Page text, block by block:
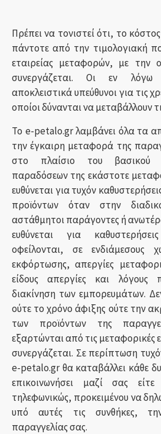
Πρέπει να τονιστεί ότι, το
πάντοτε από την τιμολογιακή
εταιρείας μεταφορών, με την
συνεργάζεται. Οι εν λόγω
αποκλειστικά υπεύθυνοι για τις
οποίοι δύνανται να μεταβάλλουν
Το e-petalo.gr λαμβάνει όλα τα
την έγκαιρη μεταφορά της
στο πλαίσιο του βασικού
παραδόσεων της εκάστοτε
ευθύνεται για τυχόν
προϊόντων όταν στην
αστάθμητοι παράγοντες ή
ευθύνεται για
οφείλονται, σε
εκφόρτωσης, απεργίες
είδους απεργίες και λόγους
διακίνηση των εμπορευμάτων.
ούτε το χρόνο άφιξης ούτε την
των προϊόντων της
εξαρτώνται από τις μεταφορικές
συνεργάζεται. Σε περίπτωση
e-petalo.gr θα καταβάλλει κάθε
επικοινωνήσει μαζί σας
τηλεφωνικώς, προκειμένου να
υπό αυτές τις συνθήκες,
παραγγελίας σας.